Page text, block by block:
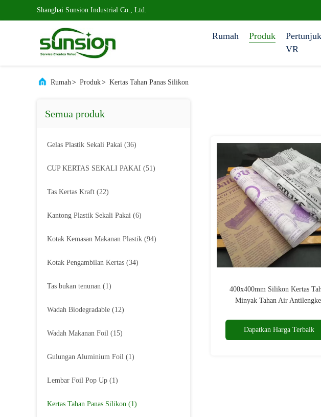
Shanghai Sunsion Industrial Co., Ltd.
Rumah Produk
VR
Rumah> Produk> Kertas Tahan Panas Silikon
Semua produk
Gelas Plastik Sekali Pakai (36)
CUP KERTAS SEKALI PAKAI (51)
Tas Kertas Kraft (22)
Kantong Plastik Sekali Pakai (6)
Kotak Kemasan Makanan Plastik (94)
Kotak Pengambilan Kertas (34)
Tas bukan tenunan (1)
Wadah Biodegradable (12)
Wadah Makanan Foil (15)
Gulungan Aluminium Foil (1)
Lembar Foil Pop Up (1)
Kertas Tahan Panas Silikon (1)
400x400mm Silikon Kertas
Minyak Tahan Air
Dapatkan Harga Terbaik